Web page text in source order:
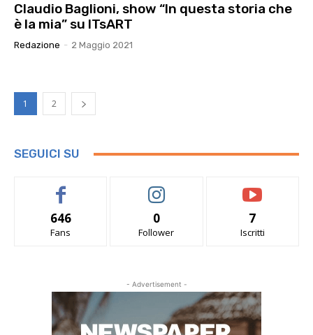
Claudio Baglioni, show “In questa storia che
è la mia” su ITsART
Redazione - 2 Maggio 2021
1 2
SEGUICI SU
646
Fans
0
Follower
7
Iscritti
- Advertisement -